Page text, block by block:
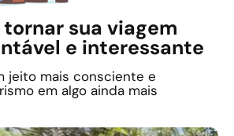
sua viagem
e interessante
jeito mais consciente e
em algo ainda mais